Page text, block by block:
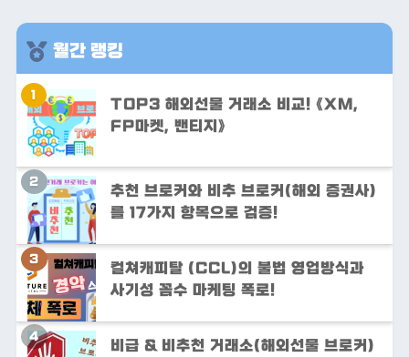
월간 랭킹
TOP3 해외선물 거래소 비교! 《XM,
FP마켓, 밴티지》
추천 브로커와 비추 브로커(해외 증권사)
를 17가지 항목으로 검증!
컬쳐캐피탈 (CCL)의 불법 영업방식과
사기성 꼼수 마케팅 폭로!
비급 & 비추천 거래소(해외선물 브로커)